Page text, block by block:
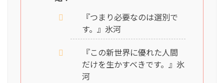
『つまり必要なのは選別で
す。』氷河
『この新世界に優れた人間
だけを生かすべきです。』氷
河